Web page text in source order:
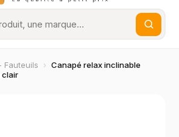
Fauteuils › Canapé relax inclinable
clair